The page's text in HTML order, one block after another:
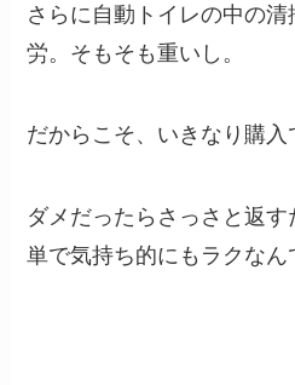
さらに自動トイレの中の
労。そもそも重いし。
だからこそ、いきなり購入
ダメだったらさっさと返
単で気持ち的にもラクなん